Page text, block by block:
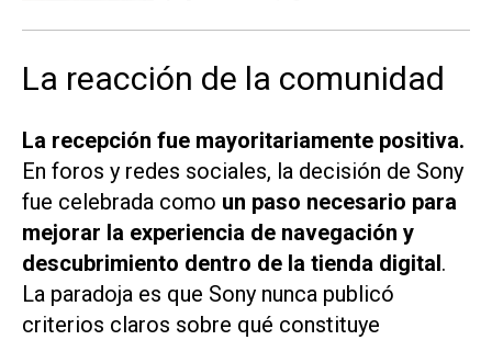
La reacción de la comunidad
La recepción fue mayoritariamente positiva.
En foros y redes sociales, la decisión de Sony
fue celebrada como un paso necesario para
mejorar la experiencia de navegación y
descubrimiento dentro de la tienda digital.
La paradoja es que Sony nunca publicó
criterios claros sobre qué constituye